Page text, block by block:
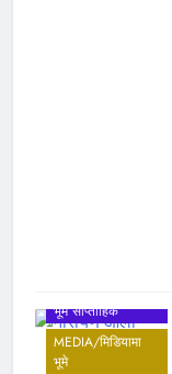
भूमे साप्ताहिक
MEDIA/मिडियामा
भूमे